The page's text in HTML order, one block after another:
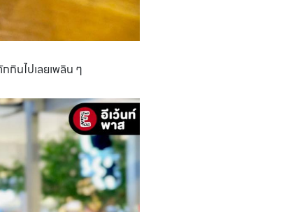
กินไปเลยเพลิน ๆ